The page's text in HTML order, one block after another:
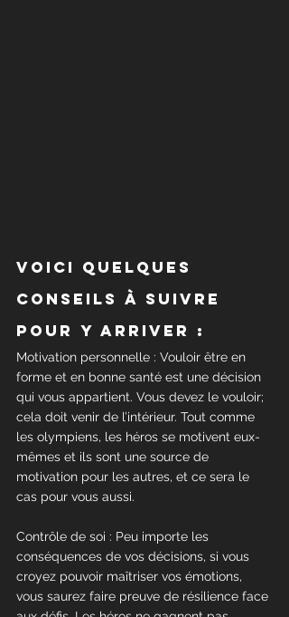
Voici quelques
conseils à suivre
pour y arriver :
Motivation personnelle : Vouloir être en
forme et en bonne santé est une décision
qui vous appartient. Vous devez le vouloir;
cela doit venir de l’intérieur. Tout comme
les olympiens, les héros se motivent eux-
mêmes et ils sont une source de
motivation pour les autres, et ce sera le
cas pour vous aussi.
Contrôle de soi : Peu importe les
conséquences de vos décisions, si vous
croyez pouvoir maîtriser vos émotions,
vous saurez faire preuve de résilience face